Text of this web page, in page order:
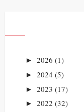
► 2026 (1)
► 2024 (5)
► 2023 (17)
► 2022 (32)